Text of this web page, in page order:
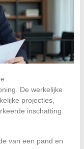
De werkelijke
projecties,
inschatting
van een pand en